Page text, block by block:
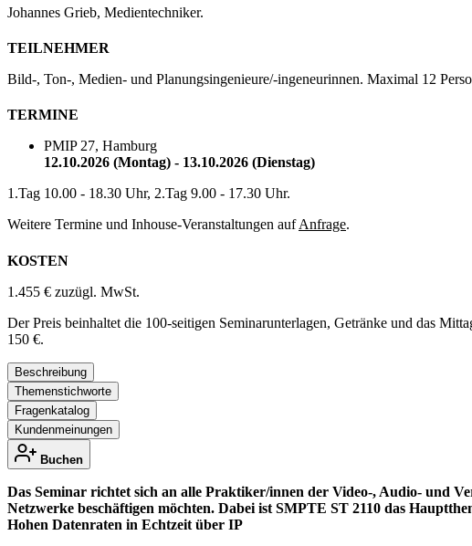
Johannes Grieb, Medientechniker.
TEILNEHMER
Bild-, Ton-, Medien- und Planungsingenieure/-ingeneurinnen. Maximal 12
TERMINE
PMIP 27, Hamburg
12.10.2026 (Montag) - 13.10.2026 (Dienstag)
1.Tag 10.00 - 18.30 Uhr, 2.Tag 9.00 - 17.30 Uhr.
Weitere Termine und Inhouse-Veranstaltungen aufAnfrage.
KOSTEN
1.455 € zuzügl. MwSt.
Der Preis beinhaltet die 100-seitigen Seminarunterlagen, Getränke und das
150 €.
Beschreibung
Themenstichworte
Fragenkatalog
Kundenmeinungen
Buchen
Das Seminar richtet sich an alle Praktiker/innen der Video-, Audio- und
Netzwerke beschäftigen möchten. Dabei ist SMPTE ST 2110 das
Hohen Datenraten in Echtzeit über IP